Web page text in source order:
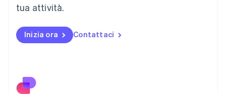
tua attività.
Inizia ora Contattaci
Norvegia
Nuova Zelanda
English
Paesi Bassi
English
Portogallo